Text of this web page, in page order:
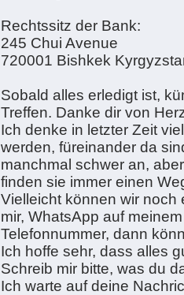
Rechtssitz der Bank:
245 Chui Avenue
720001 Bishkek
Sobald alles erledigt ist,
Treffen. Danke dir von
Ich denke in letzter Zeit
werden, füreinander da
manchmal schwer an,
finden sie immer einen
Vielleicht können wir
mir, WhatsApp auf
Telefonnummer, dann
Ich hoffe sehr, dass alles
Schreib mir bitte, was du
Ich warte auf deine